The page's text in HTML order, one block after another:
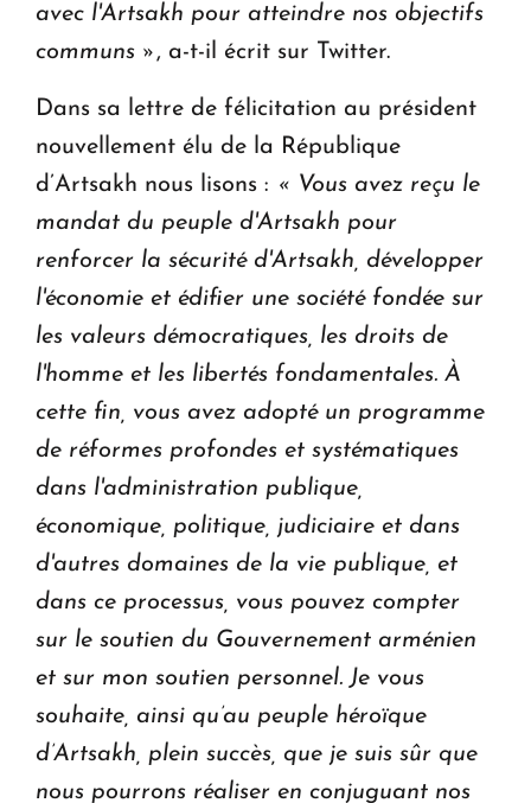
avec l'Artsakh pour atteindre nos objectifs
communs » , a-t-il écrit sur Twitter.
Dans sa lettre de félicitation au président
nouvellement élu de la République
d’Artsakh nous lisons : « Vous avez reçu le
mandat du peuple d'Artsakh pour
renforcer la sécurité d'Artsakh, développer
l'économie et édifier une société fondée sur
les valeurs démocratiques, les droits de
l'homme et les libertés fondamentales. À
cette fin, vous avez adopté un programme
de réformes profondes et systématiques
dans l'administration publique,
économique, politique, judiciaire et dans
d'autres domaines de la vie publique, et
dans ce processus, vous pouvez compter
sur le soutien du Gouvernement arménien
et sur mon soutien personnel. Je vous
souhaite, ainsi qu’au peuple héroïque
d’Artsakh, plein succès, que je suis sûr que
nous pourrons réaliser en conjuguant nos